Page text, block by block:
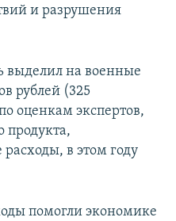
и разрушения
выделил на военные
рублей (325
оценкам экспертов,
продукта,
в этом году
помогли экономике